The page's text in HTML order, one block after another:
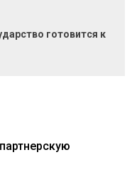
готовится к